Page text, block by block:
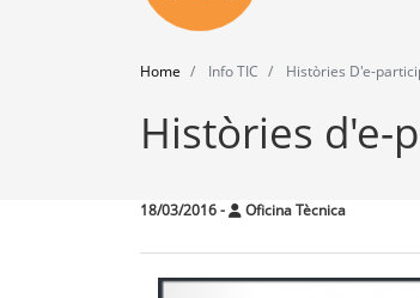
Home Info TIC Històries D'e-
Històries d'e-
18/03/2016- Oficina Tècnica